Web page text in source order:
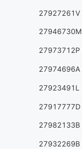
27927261V
27946730M
27973712P
27974696A
27923491L
27917777D
27982133B
27932269B